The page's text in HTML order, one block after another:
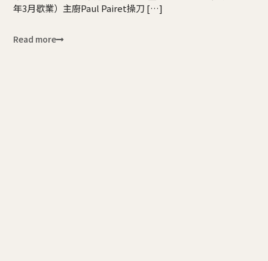
年3月歇業）主廚Paul Pairet操刀 […]
Read more